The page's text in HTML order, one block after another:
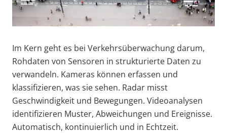
Im Kern geht es bei Verkehrsüberwachung darum,
Rohdaten von Sensoren in strukturierte Daten zu
verwandeln. Kameras können erfassen und
klassifizieren, was sie sehen. Radar misst
Geschwindigkeit und Bewegungen. Videoanalysen
identifizieren Muster, Abweichungen und Ereignisse.
Automatisch, kontinuierlich und in Echtzeit.